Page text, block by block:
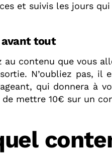
et suivis les jours
tout
au contenu que vous
N’oubliez pas, il
qui donnera à
de mettre 10€ sur un